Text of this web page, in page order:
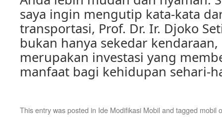
saya ingin mengutip kata-kata
transportasi, Prof. Dr. Ir. Djoko
bukan hanya sekedar
merupakan investasi yang
manfaat bagi kehidupan sehari-
This entry was posted in Ide Modifikasi Mobil and tagged mobil